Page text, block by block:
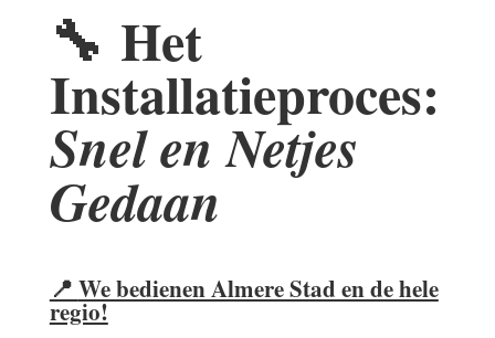
🔧 Het
Installatieproces:
Snel en Netjes
Gedaan
📍 We bedienen Almere Stad en de hele
regio!